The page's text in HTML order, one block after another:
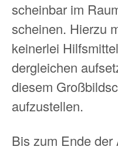
scheinbar im
scheinen. Hierzu
keinerlei
dergleichen
diesem
aufzustellen.
Bis zum Ende